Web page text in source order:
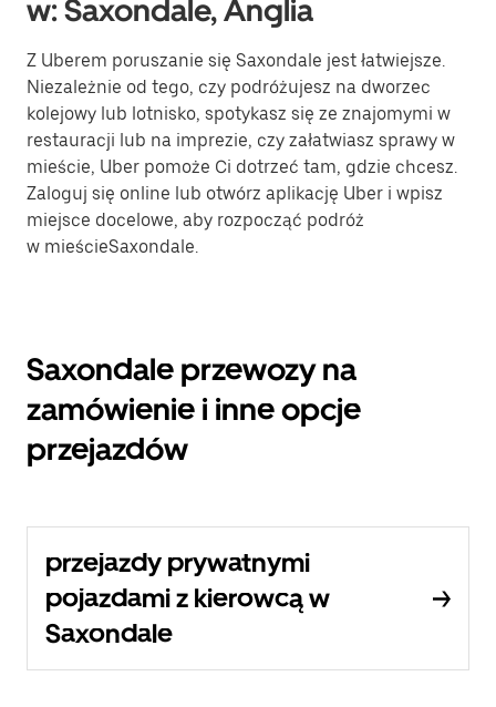
w: Saxondale, Anglia
Z Uberem poruszanie się Saxondale jest łatwiejsze.
Niezależnie od tego, czy podróżujesz na dworzec
kolejowy lub lotnisko, spotykasz się ze znajomymi w
restauracji lub na imprezie, czy załatwiasz sprawy w
mieście, Uber pomoże Ci dotrzeć tam, gdzie chcesz.
Zaloguj się online lub otwórz aplikację Uber i wpisz
miejsce docelowe, aby rozpocząć podróż
w mieścieSaxondale.
Saxondale przewozy na
zamówienie i inne opcje
przejazdów
przejazdy prywatnymi
pojazdami z kierowcą w
Saxondale